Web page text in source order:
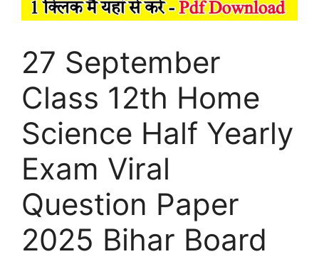
27 September
Class 12th Home
Science Half Yearly
Exam Viral
Question Paper
2025 Bihar Board